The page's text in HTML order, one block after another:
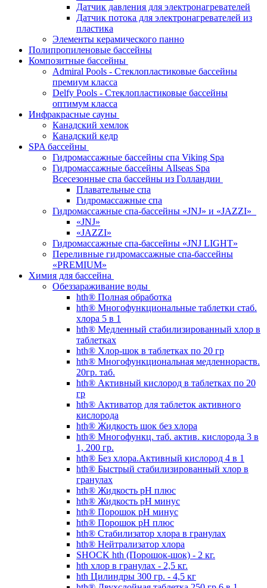
Датчик давления для электронагревателей
Датчик потока для электронагревателей из
пластика
Элементы керамического панно
Полипропиленовые бассейны
Композитные бассейны
Admiral Pools - Стеклопластиковые бассейны
премиум класса
Delfy Pools - Стеклопластиковые бассейны
оптимум класса
Инфракрасные сауны
Канадский хемлок
Канадский кедр
SPA бассейны
Гидромассажные бассейны спа Viking Spa
Гидромассажные бассейны Allseas Spa
Всесезонные спа бассейны из Голландии
Плавательные спа
Гидромассажные спа
Гидромассажные спа-бассейны «JNJ» и «JAZZI»
«JNJ»
«JAZZI»
Гидромассажные спа-бассейны «JNJ LIGHT»
Переливные гидромассажные спа-бассейны
«PREMIUM»
Химия для бассейна
Обеззараживание воды
hth® Полная обработка
hth® Многофункциональные таблетки стаб.
хлора 5 в 1
hth® Медленный стабилизированный хлор в
таблетках
hth® Хлор-шок в таблетках по 20 гр
hth® Многофункциональная медленнораств.
20гр. таб.
hth® Активный кислород в таблетках по 20
гр
hth® Активатор для таблеток активного
кислорода
hth® Жидкость шок без хлора
hth® Многофункц. таб. актив. кислорода 3 в
1, 200 гр.
hth® Без хлора.Активный кислород 4 в 1
hth® Быстрый стабилизированный хлор в
гранулах
hth® Жидкость pH плюс
hth® Жидкость pH минус
hth® Порошок pH минус
hth® Порошок pH плюс
hth® Стабилизатор хлора в гранулах
hth® Нейтрализатор хлора
SHOCK hth (Порошок-шок) - 2 кг.
hth хлор в гранулах - 2,5 кг.
hth Цилиндры 300 гр. - 4,5 кг